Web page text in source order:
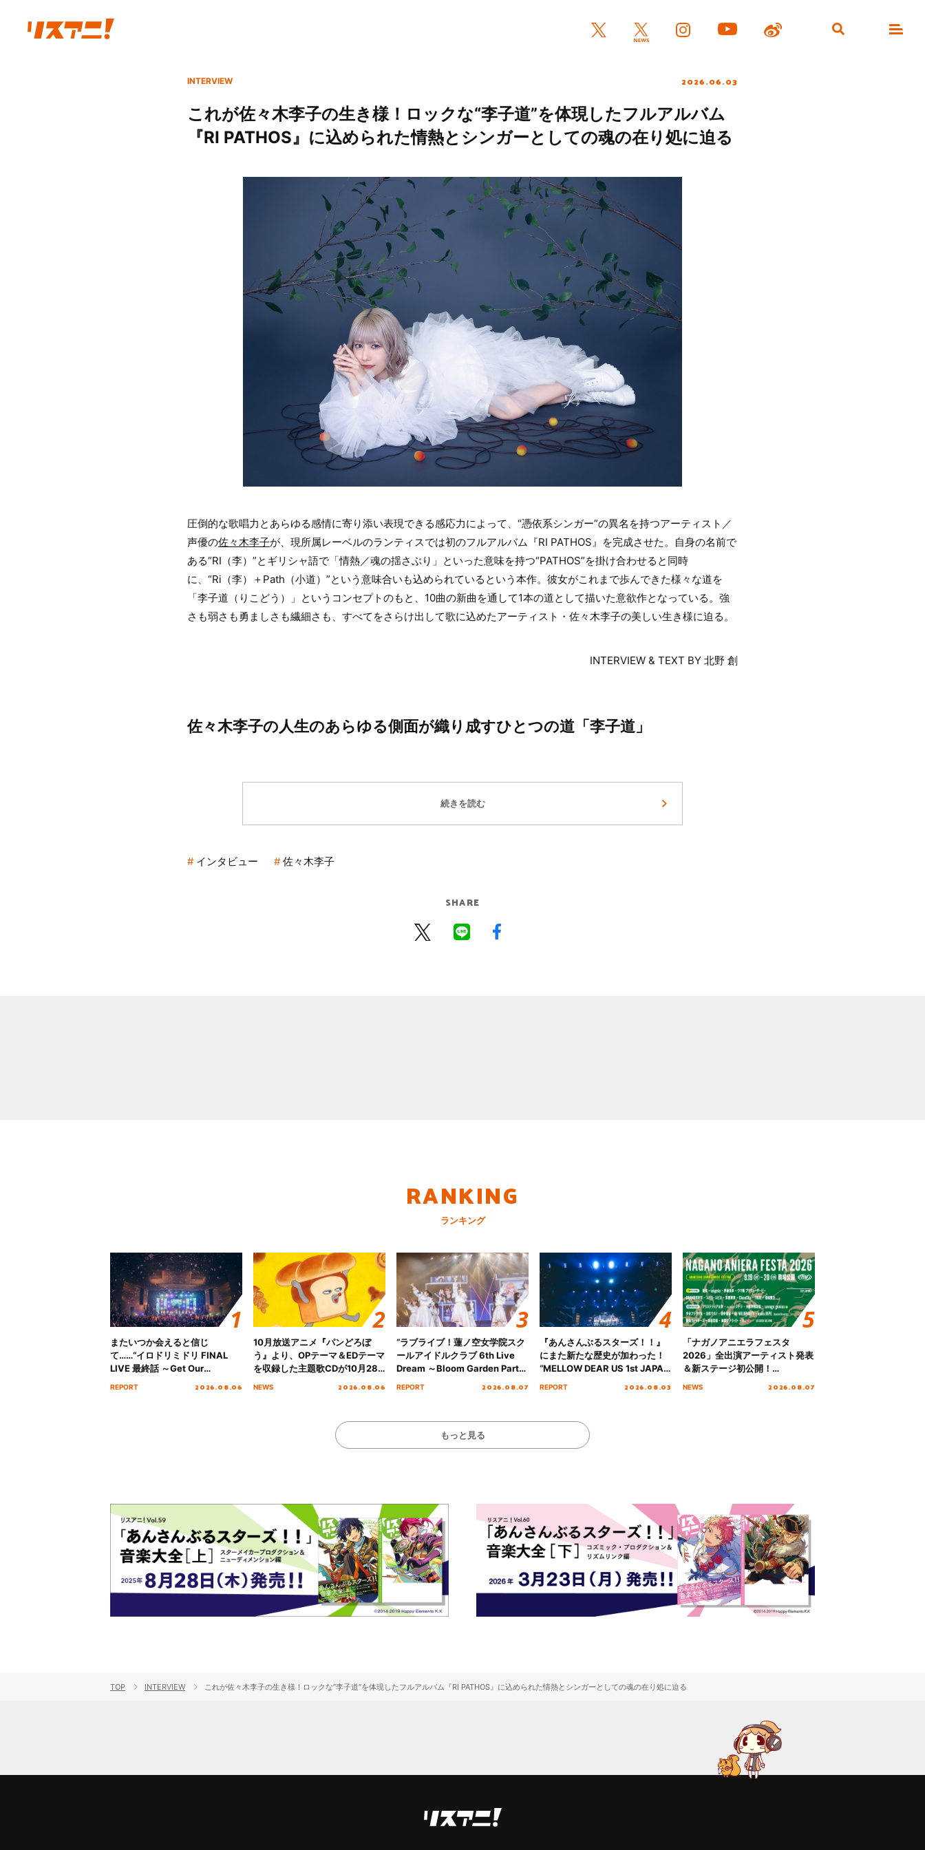
INTERVIEW 2026.06.03
これが佐々木李子の生き様！ロックな“李子道”を体現したフルアルバム
『RI PATHOS』に込められた情熱とシンガーとしての魂の在り処に迫る
圧倒的な歌唱力とあらゆる感情に寄り添い表現できる感応力によって、“憑依系シンガー”の異名を持つアーティスト／
声優の佐々木李子が、現所属レーベルのランティスでは初のフルアルバム『RI PATHOS』を完成させた。自身の名前で
ある“RI（李）”とギリシャ語で「情熱／魂の揺さぶり」といった意味を持つ“PATHOS”を掛け合わせると同時
に、“Ri（李）＋Path（小道）”という意味合いも込められているという本作。彼女がこれまで歩んできた様々な道を
「李子道（りこどう）」というコンセプトのもと、10曲の新曲を通して1本の道として描いた意欲作となっている。強
さも弱さも勇ましさも繊細さも、すべてをさらけ出して歌に込めたアーティスト・佐々木李子の美しい生き様に迫る。
INTERVIEW & TEXT BY 北野 創
佐々木李子の人生のあらゆる側面が織り成すひとつの道「李子道」
続きを読む
インタビュー 佐々木李子
SHARE
RANKING
ランキング
またいつか会えると信じ
て……“イロドリミドリ FINAL
LIVE 最終話 ～Get Our
REPORT 2026.08.06
10月放送アニメ『パンどろぼ
う』より、OPテーマ＆EDテーマ
を収録した主題歌CDが10月28
NEWS 2026.08.06
“ラブライブ！蓮ノ空女学院スク
ールアイドルクラブ 6th Live
Dream ～Bloom Garden Party
REPORT 2026.08.07
『あんさんぶるスターズ！！』
にまた新たな歴史が加わった！
“MELLOW DEAR US 1st JAPAN
REPORT 2026.08.03
「ナガノアニエラフェスタ
2026」全出演アーティスト発表
＆新ステージ初公開！
NEWS 2026.08.07
もっと見る
TOP INTERVIEW これが佐々木李子の生き様！ロックな“李子道”を体現したフルアルバム『RI PATHOS』に込められた情熱とシンガーとしての魂の在り処に迫る